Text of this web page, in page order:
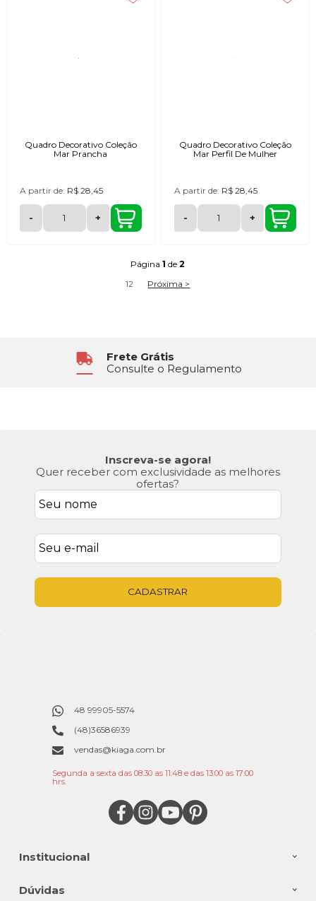
Quadro Decorativo Coleção
Mar Prancha
A partir de: R$ 28,45
- +
Quadro Decorativo Coleção
Mar Perfil De Mulher
A partir de: R$ 28,45
- +
Página1 de2
12 Próxima >
Frete Grátis
Consulte o Regulamento
Inscreva-se agora!
Quer receber com exclusividade as melhores
ofertas?
CADASTRAR
Institucional
Dúvidas
48 99905-5574
(48)36586939
vendas@kiaga.com.br
Segunda a sexta das 08:30 as 11:48 e das 13:00 as 17:00
hrs.